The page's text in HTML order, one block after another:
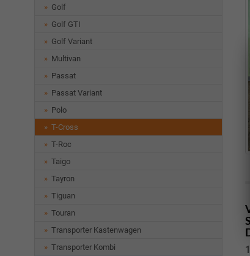
Golf
Golf GTI
Golf Variant
Multivan
Passat
Passat Variant
Polo
T-Cross
T-Roc
Taigo
Tayron
Tiguan
Touran
Transporter Kastenwagen
Transporter Kombi